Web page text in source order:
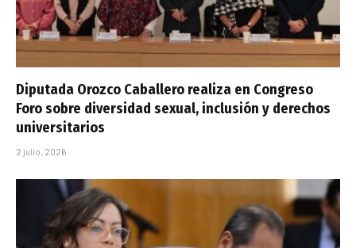
Diputada Orozco Caballero realiza en Congreso
Foro sobre diversidad sexual, inclusión y derechos
universitarios
2 julio, 2026